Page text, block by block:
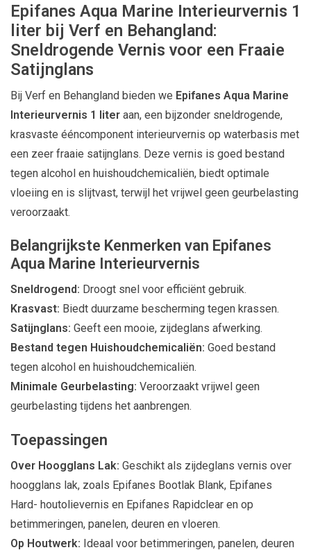
Epifanes Aqua Marine Interieurvernis 1
liter bij Verf en Behangland:
Sneldrogende Vernis voor een Fraaie
Satijnglans
Bij Verf en Behangland bieden we Epifanes Aqua Marine
Interieurvernis 1 liter aan, een bijzonder sneldrogende,
krasvaste ééncomponent interieurvernis op waterbasis met
een zeer fraaie satijnglans. Deze vernis is goed bestand
tegen alcohol en huishoudchemicaliën, biedt optimale
vloeiing en is slijtvast, terwijl het vrijwel geen geurbelasting
veroorzaakt.
Belangrijkste Kenmerken van Epifanes
Aqua Marine Interieurvernis
Sneldrogend: Droogt snel voor efficiënt gebruik.
Krasvast: Biedt duurzame bescherming tegen krassen.
Satijnglans: Geeft een mooie, zijdeglans afwerking.
Bestand tegen Huishoudchemicaliën: Goed bestand
tegen alcohol en huishoudchemicaliën.
Minimale Geurbelasting: Veroorzaakt vrijwel geen
geurbelasting tijdens het aanbrengen.
Toepassingen
Over Hoogglans Lak: Geschikt als zijdeglans vernis over
hoogglans lak, zoals Epifanes Bootlak Blank, Epifanes
Hard- houtolievernis en Epifanes Rapidclear en op
betimmeringen, panelen, deuren en vloeren.
Op Houtwerk: Ideaal voor betimmeringen, panelen, deuren